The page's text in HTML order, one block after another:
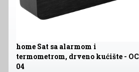
home Sat sa alarmom i
termometrom, drveno kućište - OC
04